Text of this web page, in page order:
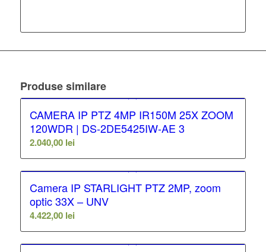
Produse similare
CAMERA IP PTZ 4MP IR150M 25X ZOOM
120WDR | DS-2DE5425IW-AE 3
2.040,00 lei
Camera IP STARLIGHT PTZ 2MP, zoom
optic 33X – UNV
4.422,00 lei